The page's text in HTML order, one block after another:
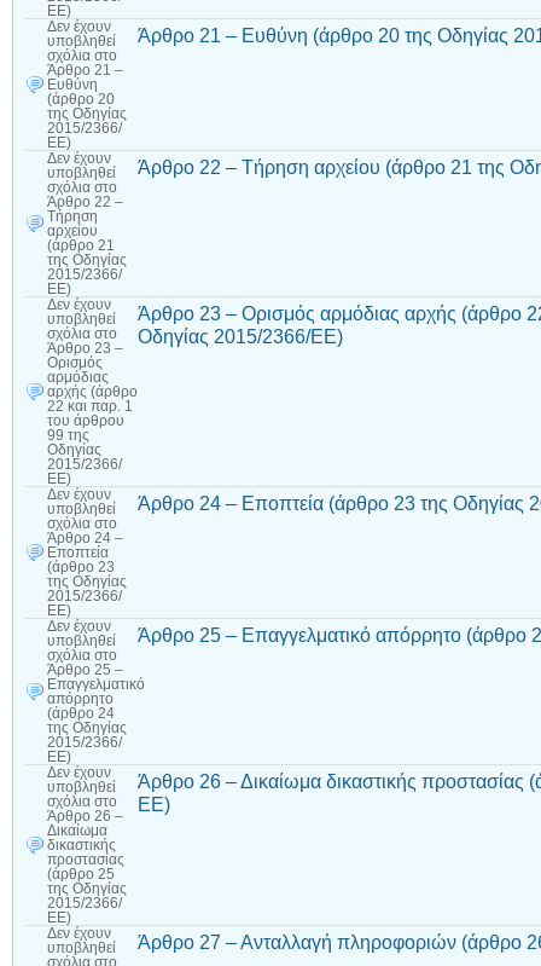
ΕΕ)
Δεν έχουν
υποβληθεί
σχόλια στο
Άρθρο 21 –
Ευθύνη
(άρθρο 20
της Οδηγίας
2015/2366/
ΕΕ)
Άρθρο 21 – Ευθύνη (άρθρο 20 της Οδηγίας
Δεν έχουν
υποβληθεί
σχόλια στο
Άρθρο 22 –
Τήρηση
αρχείου
(άρθρο 21
της Οδηγίας
2015/2366/
ΕΕ)
Άρθρο 22 – Τήρηση αρχείου (άρθρο 21 της
Δεν έχουν
υποβληθεί
σχόλια στο
Άρθρο 23 –
Ορισμός
αρμόδιας
αρχής (άρθρο
22 και παρ. 1
του άρθρου
99 της
Οδηγίας
2015/2366/
ΕΕ)
Άρθρο 23 – Ορισμός αρμόδιας αρχής (άρθρο
Οδηγίας 2015/2366/ΕΕ)
Δεν έχουν
υποβληθεί
σχόλια στο
Άρθρο 24 –
Εποπτεία
(άρθρο 23
της Οδηγίας
2015/2366/
ΕΕ)
Άρθρο 24 – Εποπτεία (άρθρο 23 της Οδηγίας
Δεν έχουν
υποβληθεί
σχόλια στο
Άρθρο 25 –
Επαγγελματικό
απόρρητο
(άρθρο 24
της Οδηγίας
2015/2366/
ΕΕ)
Άρθρο 25 – Επαγγελματικό απόρρητο (άρθρο
Δεν έχουν
υποβληθεί
σχόλια στο
Άρθρο 26 –
Δικαίωμα
δικαστικής
προστασίας
(άρθρο 25
της Οδηγίας
2015/2366/
ΕΕ)
Άρθρο 26 – Δικαίωμα δικαστικής προστασίας
ΕΕ)
Δεν έχουν
υποβληθεί
σχόλια στο
Άρθρο 27 – Ανταλλαγή πληροφοριών (άρθρο